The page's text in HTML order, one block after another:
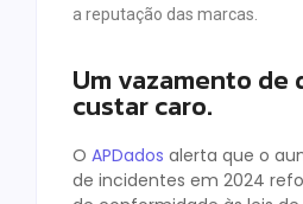
a reputação das marcas.
Um vazamento de
custar caro.
O APDados alerta que o
de incidentes em 2024